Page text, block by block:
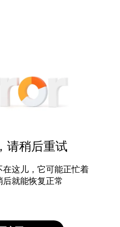
请稍后重试
这儿，它可能正忙着
后就能恢复正常